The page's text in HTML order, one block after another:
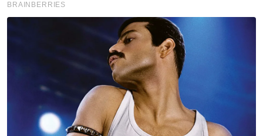
agenda ini demi mencapai aspirasi
kemakmuran negara,” katanya.
Menerusi MSN, beliau berkata, antara
cadangan bagi menangani masalah sosial
secara lebih menyeluruh dan berkesan
dalam konteks dunia digital yang kompleks
adalah mewujudkan Platform Perkhidmatan
Sosial Digital bagi menggabungkan semua